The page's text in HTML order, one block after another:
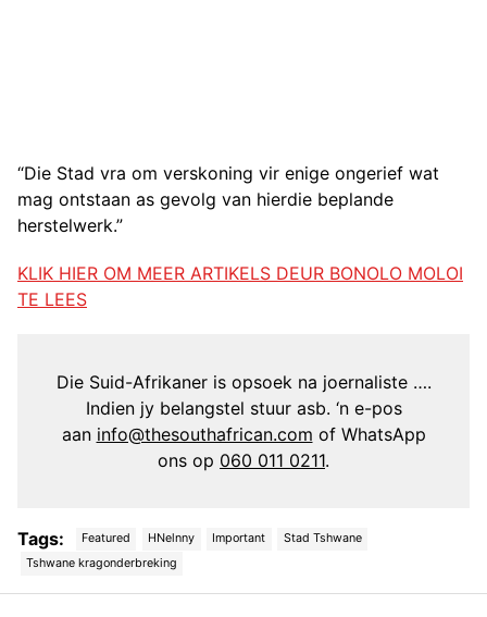
“Die Stad vra om verskoning vir enige ongerief wat
mag ontstaan as gevolg van hierdie beplande
herstelwerk.”
KLIK HIER OM MEER ARTIKELS DEUR BONOLO MOLOI
TE LEES
Die Suid-Afrikaner is opsoek na joernaliste ….
Indien jy belangstel stuur asb. ‘n e-pos
aan info@thesouthafrican.com of WhatsApp
ons op 060 011 0211.
Tags: Featured HNelnny Important
Stad Tshwane
Tshwane kragonderbreking